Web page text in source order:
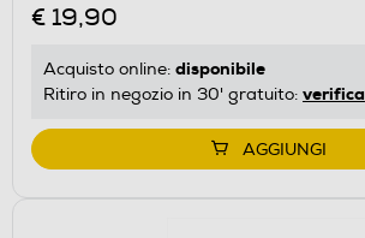
€ 19,90
Acquisto online: disponibile
Ritiro in negozio in 30' gratuito: verifica
AGGIUNGI